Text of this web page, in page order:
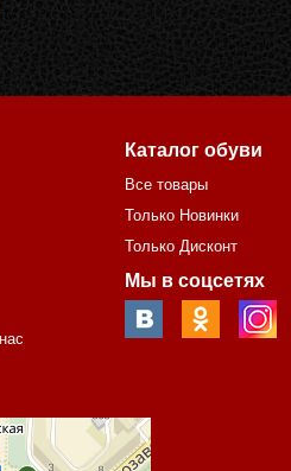
Каталог обуви
Все товары
Только Новинки
Только Дисконт
Мы в соцсетях